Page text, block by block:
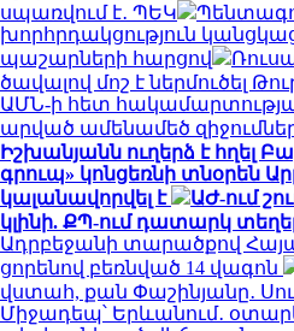
սպառվում է․ ՊԵԿ
խորհրդակցություն
պաշարների հարցով
ծավալով մոշ է ներմուծել
ԱՄՆ-ի հետ
արված ամենամեծ
Իշխանյանն ուղերձ է հղել
գրուպ» կոնցեռնի տնօրեն
կալանավորվել է
ԱԺ-ում
կլինի. ՔՊ-ում դատարկ
Ադրբեջանի տարածքով
ցորենով բեռնված 14 վագոն
վստահ, քան Փաշինյանը․
Միջադեպ՝ Երևանում․